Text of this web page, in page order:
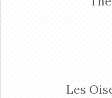
Les